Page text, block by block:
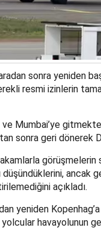
sonra yeniden
resmi izinlerin
ve Mumbai’ye
sonra geri dönerek
görüşmelerin
düşündüklerini, ancak
açıkladı.
yeniden
havayolunun